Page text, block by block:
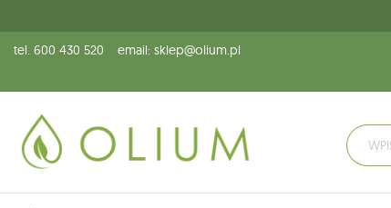
tel. 600 430 520 email: sklep@olium.pl